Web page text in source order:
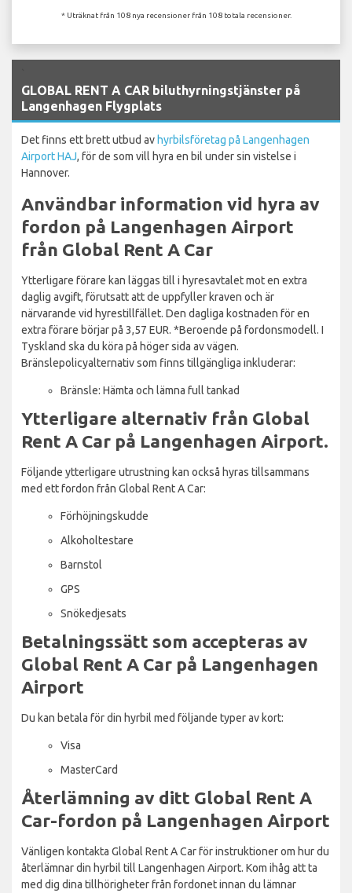
* Uträknat från 108 nya recensioner från 108 totala recensioner.
GLOBAL RENT A CAR biluthyrningstjänster på
Langenhagen Flygplats
Det finns ett brett utbud avhyrbilsföretag på Langenhagen
Airport HAJ, för de som vill hyra en bil under sin vistelse i
Hannover.
Användbar information vid hyra av
fordon på Langenhagen Airport
från Global Rent A Car
Ytterligare förare kan läggas till i hyresavtalet mot en extra
daglig avgift, förutsatt att de uppfyller kraven och är
närvarande vid hyrestillfället. Den dagliga kostnaden för en
extra förare börjar på 3,57 EUR. *Beroende på fordonsmodell. I
Tyskland ska du köra på höger sida av vägen.
Bränslepolicyalternativ som finns tillgängliga inkluderar:
Bränsle: Hämta och lämna full tankad
Ytterligare alternativ från Global
Rent A Car på Langenhagen Airport.
Följande ytterligare utrustning kan också hyras tillsammans
med ett fordon från Global Rent A Car:
Förhöjningskudde
Alkoholtestare
Barnstol
GPS
Snökedjesats
Betalningssätt som accepteras av
Global Rent A Car på Langenhagen
Airport
Du kan betala för din hyrbil med följande typer av kort:
Visa
MasterCard
Återlämning av ditt Global Rent A
Car-fordon på Langenhagen Airport
Vänligen kontakta Global Rent A Car för instruktioner om hur du
återlämnar din hyrbil till Langenhagen Airport. Kom ihåg att ta
med dig dina tillhörigheter från fordonet innan du lämnar